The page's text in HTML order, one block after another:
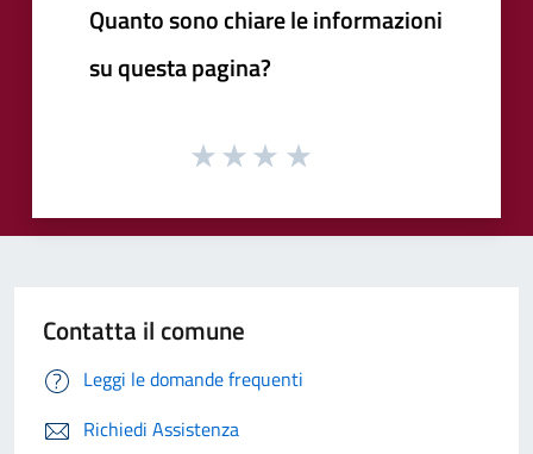
Quanto sono chiare le informazioni
su questa pagina?
Contatta il comune
Leggi le domande frequenti
Richiedi Assistenza